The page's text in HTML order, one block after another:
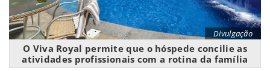
Divulgação
O Viva Royal permite que o hóspede concilie as
atividades profissionais com a rotina da família